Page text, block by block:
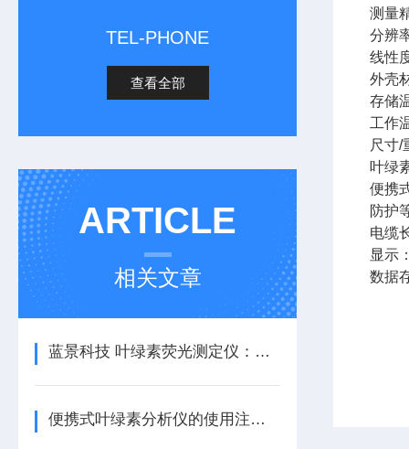
TEL-PHONE
查看全部
ARTICLE
相关文章
蓝景科技 叶绿素荧光测定仪：植物生理研究的得力助手
便携式叶绿素分析仪的使用注意事项|蓝景科技
测量
分辨
线性
外壳
存储
工作
尺寸/
叶绿
便携
防护
电缆
显示
数据